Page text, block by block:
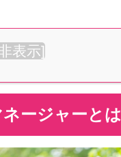
表示]
ージャーとは